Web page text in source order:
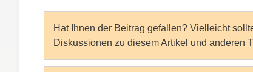
Hat Ihnen der Beitrag gefallen? Vielleicht
Diskussionen zu diesem Artikel und anderen